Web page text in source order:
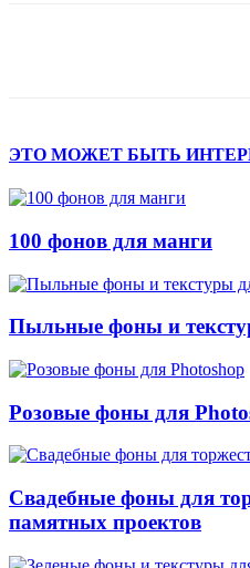
ЭТО МОЖЕТ БЫТЬ
100 фонов для манги
Пыльные фоны и
Розовые фоны для
Свадебные фоны для
памятных проектов